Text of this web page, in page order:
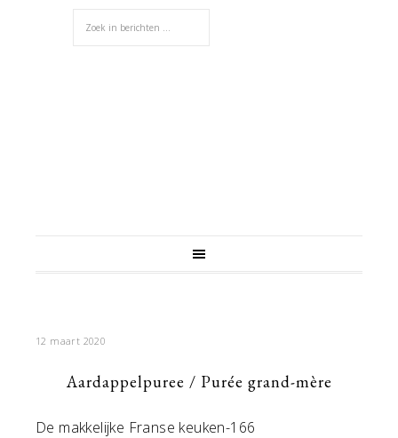
12 maart 2020
Aardappelpuree / Purée grand-mère
De makkelijke Franse keuken-166